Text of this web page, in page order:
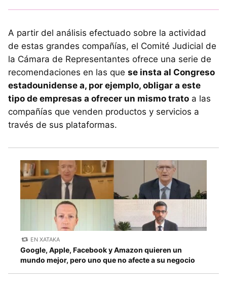
A partir del análisis efectuado sobre la actividad
de estas grandes compañías, el Comité Judicial de
la Cámara de Representantes ofrece una serie de
recomendaciones en las que se insta al Congreso
estadounidense a, por ejemplo, obligar a este
tipo de empresas a ofrecer un mismo trato a las
compañías que venden productos y servicios a
través de sus plataformas.
EN XATAKA
Google, Apple, Facebook y Amazon quieren un
mundo mejor, pero uno que no afecte a su negocio